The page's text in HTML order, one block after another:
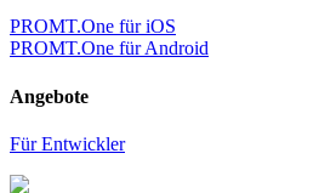
PROMT.One für iOS
PROMT.One für Android
Angebote
Für Entwickler